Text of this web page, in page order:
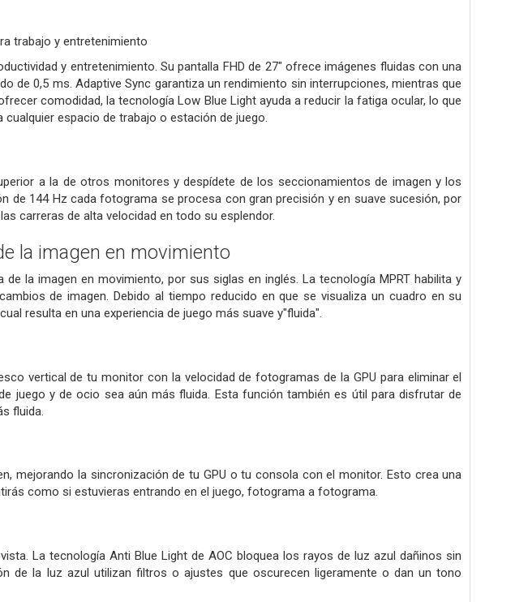
trabajo y entretenimiento
y entretenimiento. Su pantalla FHD de 27" ofrece imágenes fluidas con una
de 0,5 ms. Adaptive Sync garantiza un rendimiento sin interrupciones, mientras que
comodidad, la tecnología Low Blue Light ayuda a reducir la fatiga ocular, lo que
espacio de trabajo o estación de juego.
a la de otros monitores y despídete de los seccionamientos de imagen y los
de 144 Hz cada fotograma se procesa con gran precisión y en suave sucesión, por
carreras de alta velocidad en todo su esplendor.
la imagen en movimiento
la imagen en movimiento, por sus siglas en inglés. La tecnología MPRT habilita y
de imagen. Debido al tiempo reducido en que se visualiza un cuadro en su
resulta en una experiencia de juego más suave y"fluida".
vertical de tu monitor con la velocidad de fotogramas de la GPU para eliminar el
juego y de ocio sea aún más fluida. Esta función también es útil para disfrutar de
fluida.
mejorando la sincronización de tu GPU o tu consola con el monitor. Esto crea una
como si estuvieras entrando en el juego, fotograma a fotograma.
La tecnología Anti Blue Light de AOC bloquea los rayos de luz azul dañinos sin
de la luz azul utilizan filtros o ajustes que oscurecen ligeramente o dan un tono